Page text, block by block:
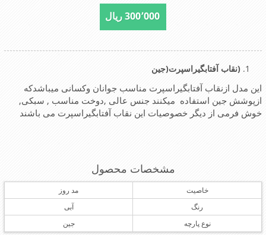
300٬000 ریال
(نقاب آفتابگیراسپرت(جین
این مدل ازنقاب آفتابگیراسپرت مناسب جوانان وکسانی میباشدکه
ازپوشش جین استفاده میکنند جنس عالی ,دوخت مناسب , سبکی,
خوش فرمی از دیگر خصوصیات این نقاب آفتابگیراسپرت می باشند
مشخصات محصول
خاصیت
مد روز
رنگ
آبی
نوع پارچه
جین